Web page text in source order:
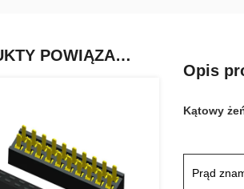
PRODUKTY POWIĄZANE
Opis
Kątowy
Prąd